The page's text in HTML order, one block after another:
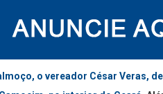
o vereador César Veras,